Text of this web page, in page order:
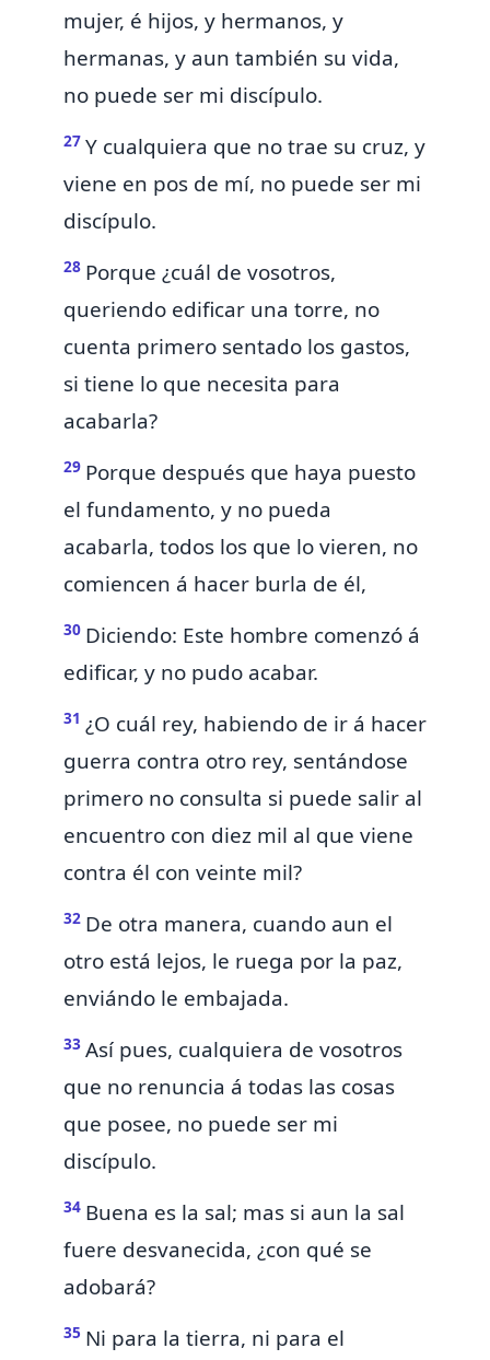
mujer, é hijos, y hermanos, y
hermanas, y aun también su vida,
no puede ser mi discípulo.
27 Y cualquiera que no trae su cruz, y
viene en pos de mí, no puede ser mi
discípulo.
28 Porque ¿cuál de vosotros,
queriendo edificar una torre, no
cuenta primero sentado los gastos,
si tiene lo que necesita para
acabarla?
29 Porque después que haya puesto
el fundamento, y no pueda
acabarla, todos los que lovieren, no
comiencen á hacer burla de él,
30 Diciendo: Este hombre comenzó á
edificar, y no pudo acabar.
31 ¿O cuál rey, habiendo de ir á hacer
guerra contra otro rey, sentándose
primero no consulta si puede salir al
encuentro con diez mil al que viene
contra él con veinte mil?
32 De otra manera, cuando aun el
otro está lejos, le ruega por la paz,
enviándo le embajada.
33 Así pues, cualquiera de vosotros
que no renuncia á todas las cosas
que posee, no puede ser mi
discípulo.
34 Buena es la sal; mas si aun la sal
fuere desvanecida, ¿con qué se
adobará?
35 Ni para la tierra, ni para el